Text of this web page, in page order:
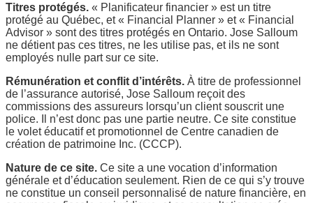
Titres protégés. « Planificateur financier » est un titre
protégé au Québec, et « Financial Planner » et « Financial
Advisor » sont des titres protégés en Ontario. Jose Salloum
ne détient pas ces titres, ne les utilise pas, et ils ne sont
employés nulle part sur ce site.
Rémunération et conflit d’intérêts. À titre de professionnel
de l’assurance autorisé, Jose Salloum reçoit des
commissions des assureurs lorsqu’un client souscrit une
police. Il n’est donc pas une partie neutre. Ce site constitue
le volet éducatif et promotionnel de Centre canadien de
création de patrimoine Inc. (CCCP).
Nature de ce site. Ce site a une vocation d’information
générale et d’éducation seulement. Rien de ce qui s’y trouve
ne constitue un conseil personnalisé de nature financière, en